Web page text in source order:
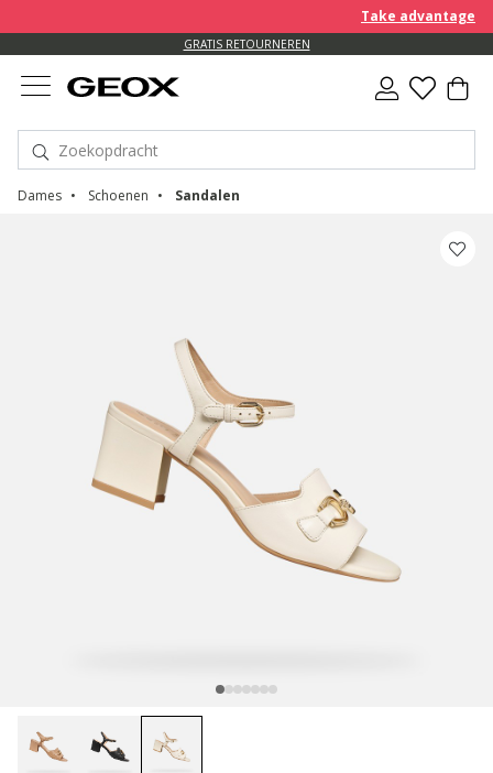
Take advantage of
GRATIS RETOURNEREN
Dames Schoenen Sandalen